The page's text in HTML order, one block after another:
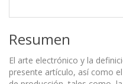
Resumen
El arte electrónico y la
presente artículo, así como